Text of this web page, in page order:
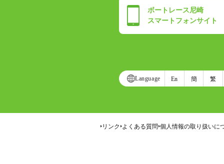
ボートレース尼崎
スマートフォンサイト
Language En 簡 繁
リンク よくある質問 個人情報の取り扱いに